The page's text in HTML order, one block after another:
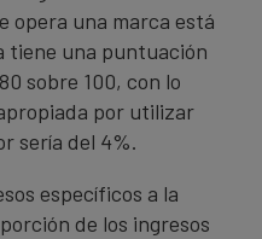
opera una marca está
tiene una puntuación
sobre 100, con lo
por utilizar
sería del 4%.
específicos a la
de los ingresos